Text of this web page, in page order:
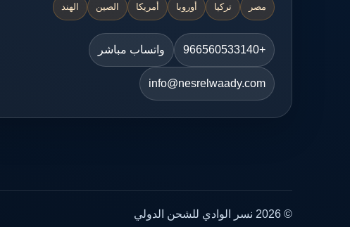
مصر تركيا أوروبا أمريكا الصين الهند
+966560533140 واتساب مباشر
info@nesrelwaady.com
© 2026 نسر الوادي للشحن الدولي